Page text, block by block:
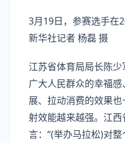
3月19日，参赛选手在
新华社记者 杨磊 摄
江苏省体育局局长陈
广大人民群众的幸福
展、拉动消费的效果
射效能越来越强。江
言：“(举办马拉松)对